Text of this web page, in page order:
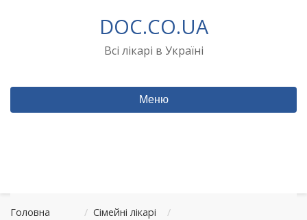
DOC.CO.UA
Всі лікарі в Україні
Меню
Головна / Сімейні лікарі
/